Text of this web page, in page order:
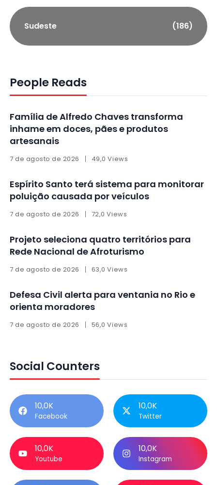
Sudeste (186)
People Reads
Família de Alfredo Chaves transforma
inhame em doces, pães e produtos
artesanais
7 de agosto de 2026 49,0 Views
Espírito Santo terá sistema para monitorar
poluição causada por veículos
7 de agosto de 2026 72,0 Views
Projeto seleciona quatro territórios para
Rede Nacional de Afroturismo
7 de agosto de 2026 63,0 Views
Defesa Civil alerta para ventania no Rio e
orienta moradores
7 de agosto de 2026 56,0 Views
Social Counters
10,0K
Facebook
10,0K
Twitter
10,0K
Youtube
10,0K
Instagram